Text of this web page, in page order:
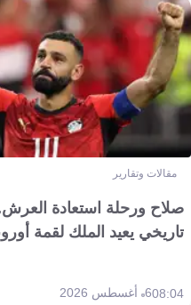
مقالات وتقارير
صلاح ورحلة استعادة
تاريخي يعيد الملك لقمة
08:046 أغسطس 2026